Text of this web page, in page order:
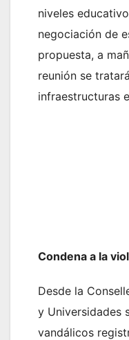
niveles
negociación de
propuesta, a
reunión se
infraestructuras
Condena a la
Desde la
y Universidades
vandálicos